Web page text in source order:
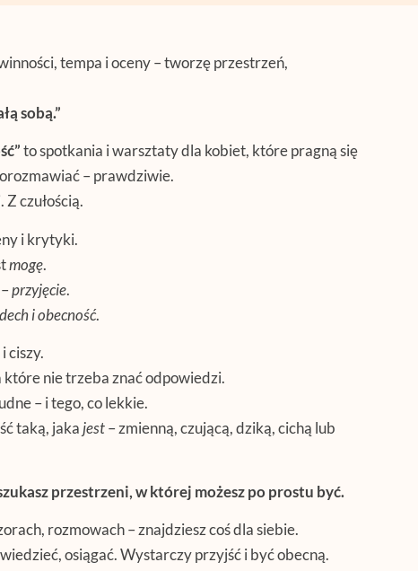
tempa i oceny – tworzę przestrzeń,
sobą.”
to spotkania i warsztaty dla kobiet, które pragną się
– prawdziwie.
Z czułością.
i krytyki.
mogę.
przyjęcie.
i obecność.
ciszy.
nie trzeba znać odpowiedzi.
– i tego, co lekkie.
taką, jaka jest– zmienną, czującą, dziką, cichą lub
przestrzeni, w której możesz po prostu być.
rozmowach – znajdziesz coś dla siebie.
osiągać. Wystarczy przyjść i być obecną.